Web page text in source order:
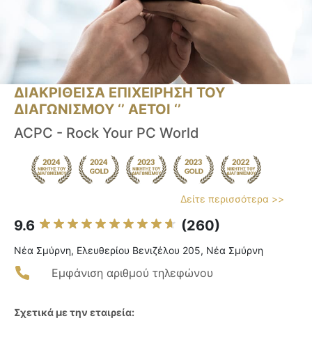
ΔΙΑΚΡΙΘΕΙΣΑ ΕΠΙΧΕΙΡΗΣΗ ΤΟΥ
ΔΙΑΓΩΝΙΣΜΟΥ ‘’ ΑΕΤΟΙ ‘’
ACPC - Rock Your PC World
Δείτε περισσότερα >>
9.6 (260)
Νέα Σμύρνη, Ελευθερίου Βενιζέλου 205, Νέα Σμύρνη
Εμφάνιση αριθμού τηλεφώνου
Σχετικά με την εταιρεία: